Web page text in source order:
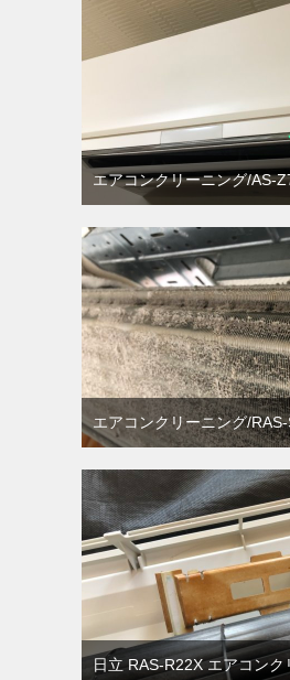
エアコンクリーニング/AS-
エアコンクリーニング/
日立 RAS-R22X エアコンク